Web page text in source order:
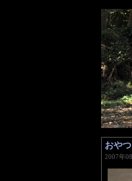
おや
2007年